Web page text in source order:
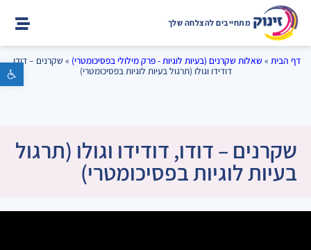
פתח סרגל נגישות
מתחייבים להצלחה שלך
דף הבית » שאלות שקרנים (בעיות לוגיות - פרק מילולי בפסיכומטרי) » שקרנים – דודו,
דודידו וגולו (תרגול בעיות לוגיות בפסיכומטרי)
שקרנים – דודו, דודידו וגולו (תרגול
בעיות לוגיות בפסיכומטרי)